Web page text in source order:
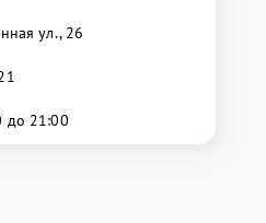
ул., 26
до 21:00